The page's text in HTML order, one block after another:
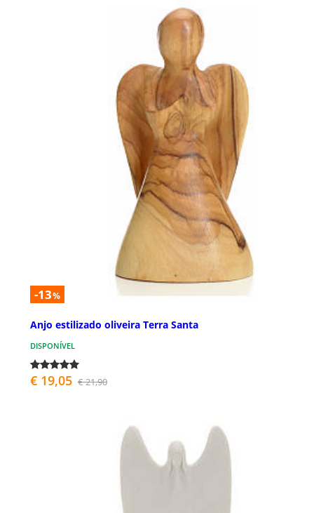
-13%
Anjo estilizado oliveira Terra Santa
DISPONÍVEL
€ 19,05 € 21,90